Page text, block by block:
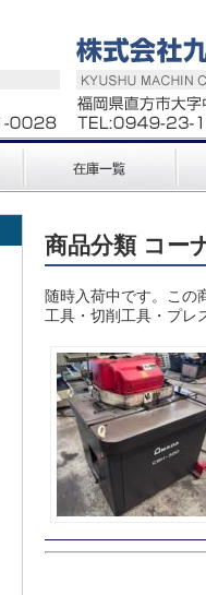
商品分類 コー
随時入荷中です。この
工具・切削工具・プレ